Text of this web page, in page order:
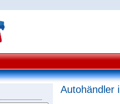
Autohändler